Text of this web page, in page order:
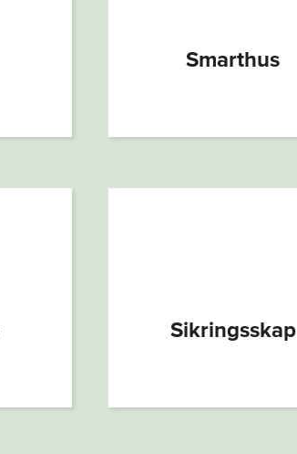
Smarthus
Sikringsskap